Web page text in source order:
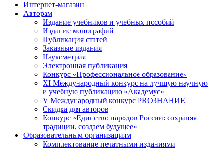
Интернет-магазин
Авторам
Издание учебников и учебных пособий
Издание монографий
Публикация статей
Заказные издания
Наукометрия
Электронная публикация
Конкурс «Профессиональное образование»
XI Международный конкурс на лучшую научную
и учебную публикацию «Академус»
V Международный конкурс PROЗНАНИЕ
Скидка для авторов
Конкурс «Единство народов России: сохраняя
традиции, создаем будущее»
Образовательным организациям
Комплектование печатными изданиями